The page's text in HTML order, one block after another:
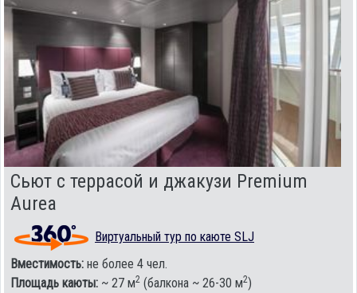
Сьют с террасой и джакузи Premium
Aurea
Виртуальный тур по каюте SLJ
Вместимость: не более 4 чел.
Площадь каюты: ~ 27 м2 (балкона ~ 26-30 м2)